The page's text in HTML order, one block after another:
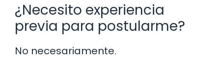
¿Necesito experiencia
previa para postularme?
No necesariamente.